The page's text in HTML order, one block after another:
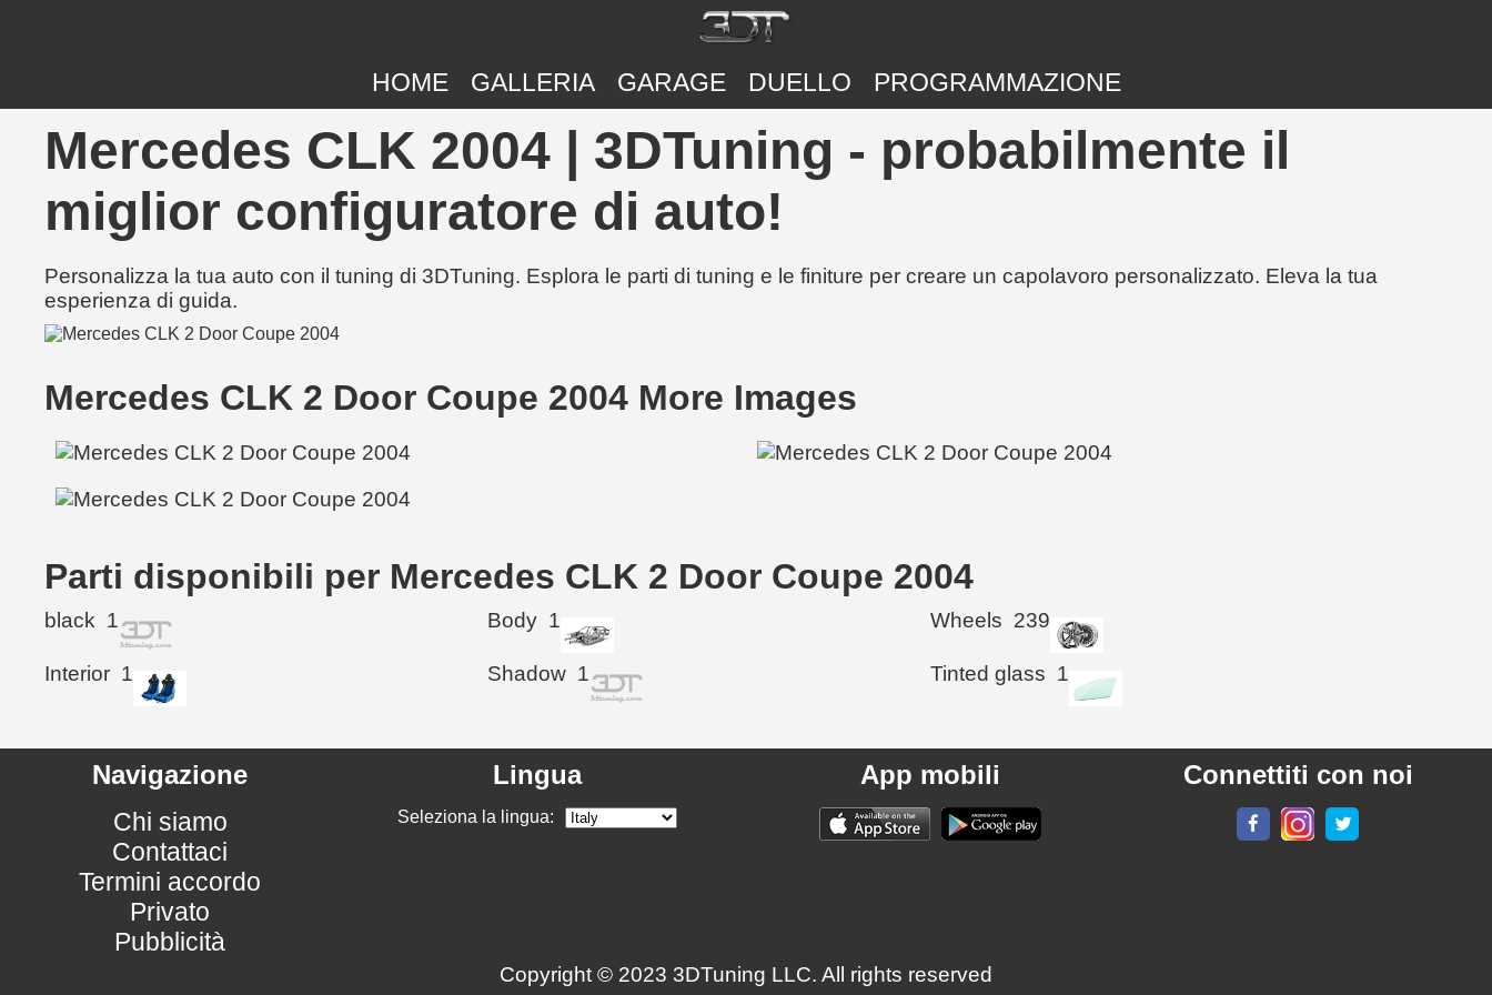
HOME GALLERIA GARAGE DUELLO PROGRAMMAZIONE
Mercedes CLK 2004 | 3DTuning - probabilmente il
miglior configuratore di auto!
Personalizza la tua auto con il tuning di 3DTuning. Esplora le parti di tuning e le finiture per creare un capolavoro personalizzato. Eleva la tua
esperienza di guida.
Mercedes CLK 2 Door Coupe 2004 More Images
Parti disponibili per Mercedes CLK 2 Door Coupe 2004
black 1 Body 1 Wheels 239
Interior 1 Shadow 1 Tinted glass 1
Navigazione
Chi siamo
Contattaci
Termini accordo
Privato
Pubblicità
Lingua
Seleziona la lingua:
App mobili Connettiti con noi
Copyright © 2023 3DTuning LLC. All rights reserved